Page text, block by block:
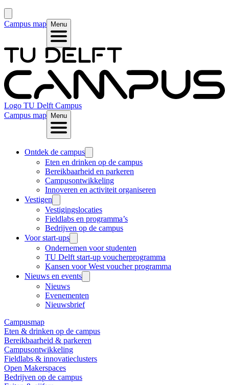
Campus map Menu
Logo TU Delft Campus
Campus map Menu
Ontdek de campus
Eten en drinken op de campus
Bereikbaarheid en parkeren
Campusontwikkeling
Innoveren en activiteit organiseren
Vestigen
Vestigingslocaties
Fieldlabs en programma’s
Bedrijven op de campus
Voor start-ups
Ondernemen voor studenten
TU Delft start-up voucherprogramma
Kansen voor West voucher programma
Nieuws en events
Nieuws
Evenementen
Nieuwsbrief
Campusmap
Eten & drinken op de campus
Bereikbaarheid & parkeren
Campusontwikkeling
Fieldlabs & innovatieclusters
Open Makerspaces
Bedrijven op de campus